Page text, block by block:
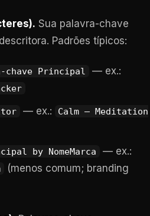
Sua palavra-chave
Padrões típicos:
chave Principal — ex.:
— ex.:
Calm — Meditation
by NomeMarca — ex.:
(menos comum; branding